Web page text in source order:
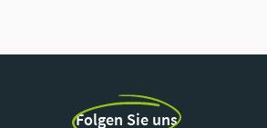
Folgen Sie uns